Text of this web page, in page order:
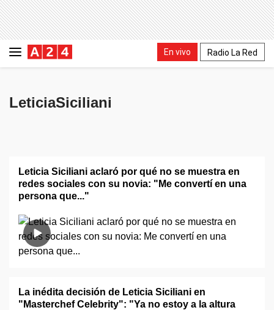
En vivo Radio La Red
LeticiaSiciliani
Leticia Siciliani aclaró por qué no se muestra en
redes sociales con su novia: "Me convertí en una
persona que..."
La inédita decisión de Leticia Siciliani en
"Masterchef Celebrity": "Ya no estoy a la altura